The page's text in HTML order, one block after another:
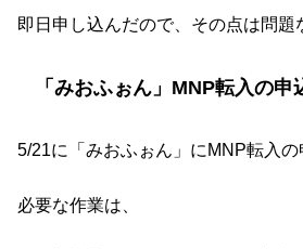
即日申し込んだので、その点は問題
「みおふぉん」MNP転入の申
5/21に「みおふぉん」にMNP転入の
必要な作業は、